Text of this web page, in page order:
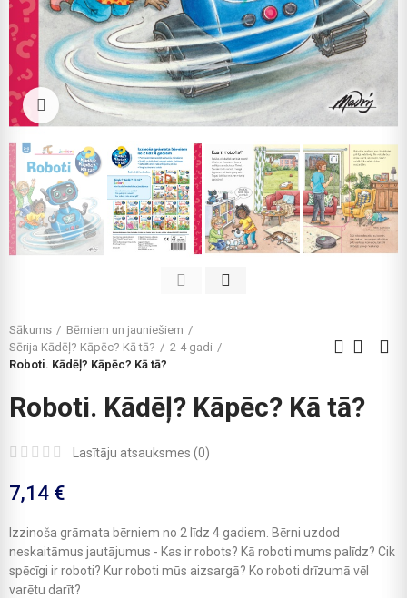
Click to enlarge
Sākums
Bērniem un jauniešiem
Sērija Kādēļ? Kāpēc? Kā tā?
2-4 gadi
Roboti. Kādēļ? Kāpēc? Kā tā?
Roboti. Kādēļ? Kāpēc? Kā tā?
Lasītāju atsauksmes (0)
7,14 €
Izzinoša grāmata bērniem no 2 līdz 4 gadiem. Bērni uzdod
neskaitāmus jautājumus - Kas ir robots? Kā roboti mums palīdz? Cik
spēcīgi ir roboti? Kur roboti mūs aizsargā? Ko roboti drīzumā vēl
varētu darīt?